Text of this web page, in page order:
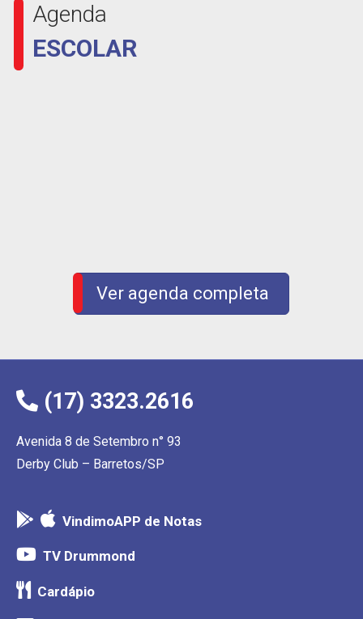
Agenda
ESCOLAR
Ver agenda completa
(17) 3323.2616
Avenida 8 de Setembro n° 93
Derby Club – Barretos/SP
VindimoAPP de Notas
TV Drummond
Cardápio